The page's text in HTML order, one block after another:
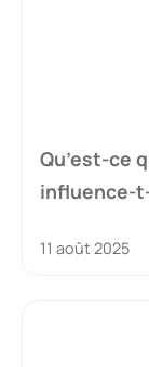
Qu’est-ce
influence-
11 août 2025